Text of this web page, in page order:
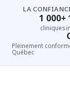
LA
1 000+
cliniques
Pleinement
Québec